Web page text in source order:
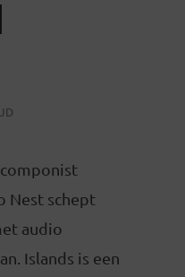
Nest schept
audio
Islands is een